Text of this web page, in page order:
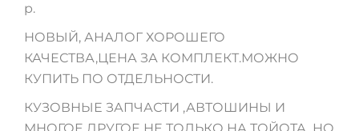
р.
НОВЫЙ, АНАЛОГ ХОРОШЕГО
КАЧЕСТВА,ЦЕНА ЗА КОМПЛЕКТ.МОЖНО
КУПИТЬ ПО ОТДЕЛЬНОСТИ.
КУЗОВНЫЕ ЗАПЧАСТИ ,АВТОШИНЫ И